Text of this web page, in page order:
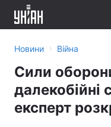
Новини › Війна
Сили
далекобійні
експерт